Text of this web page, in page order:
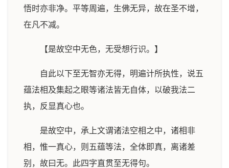
悟时亦非净。平等周遍，生佛无异，故在圣不增，
在凡不减。
【是故空中无色，无受想行识。】
自此以下至无智亦无得，明遍计所执性，说五
蕴法相及集起之眼等诸法皆无自体，以破我法二
执，反显真心也。
是故空中，承上文谓诸法空相之中，诸相非
相，惟一真心，则五蕴等法，全体即真，离诸差
别，故曰无。此四字直贯至无得句。